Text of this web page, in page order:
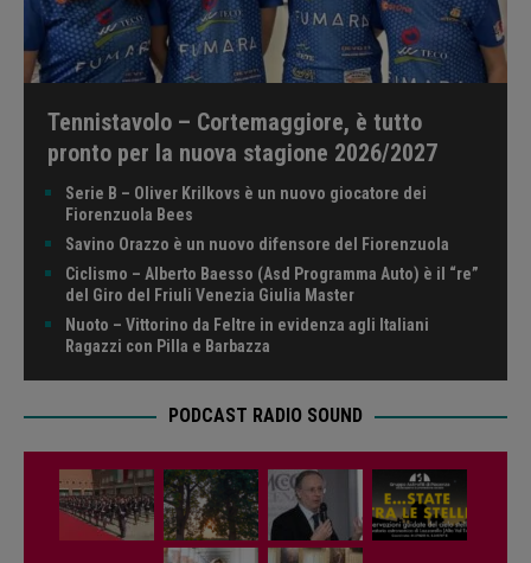
Tennistavolo – Cortemaggiore, è tutto
pronto per la nuova stagione 2026/2027
Serie B – Oliver Krilkovs è un nuovo giocatore dei
Fiorenzuola Bees
Savino Orazzo è un nuovo difensore del Fiorenzuola
Ciclismo – Alberto Baesso (Asd Programma Auto) è il “re”
del Giro del Friuli Venezia Giulia Master
Nuoto – Vittorino da Feltre in evidenza agli Italiani
Ragazzi con Pilla e Barbazza
PODCAST RADIO SOUND